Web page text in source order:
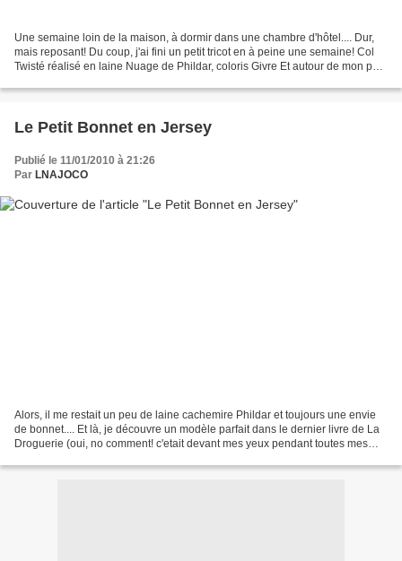
Une semaine loin de la maison, à dormir dans une chambre d'hôtel.... Dur,
mais reposant! Du coup, j'ai fini un petit tricot en à peine une semaine! Col
Twisté réalisé en laine Nuage de Phildar, coloris Givre Et autour de mon petit
Le Petit Bonnet en Jersey
Publié le 11/01/2010 à 21:26
Par LNAJOCO
Alors, il me restait un peu de laine cachemire Phildar et toujours une envie
de bonnet.... Et là, je découvre un modèle parfait dans le dernier livre de La
Droguerie (oui, no comment! c'etait devant mes yeux pendant toutes mes